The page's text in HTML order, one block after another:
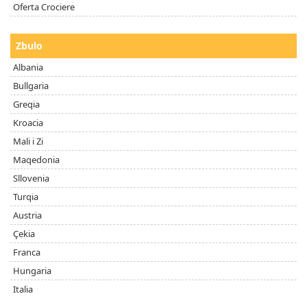
Oferta Crociere
Zbulo
Albania
Bullgaria
Greqia
Kroacia
Mali i Zi
Maqedonia
Sllovenia
Turqia
Austria
Çekia
Franca
Hungaria
Italia